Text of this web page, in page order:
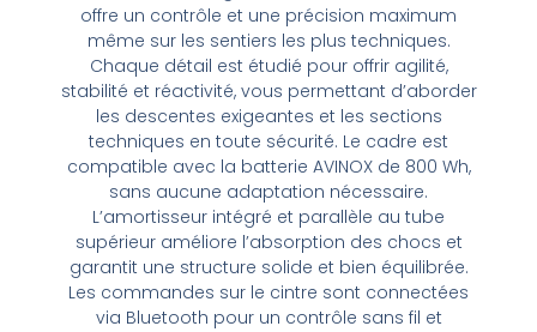
offre un contrôle et une précision maximum
même sur les sentiers les plus techniques.
Chaque détail est étudié pour offrir agilité,
stabilité et réactivité, vous permettant d’aborder
les descentes exigeantes et les sections
techniques en toute sécurité. Le cadre est
compatible avec la batterie AVINOX de 800 Wh,
sans aucune adaptation nécessaire.
L’amortisseur intégré et parallèle au tube
supérieur améliore l’absorption des chocs et
garantit une structure solide et bien équilibrée.
Les commandes sur le cintre sont connectées
via Bluetooth pour un contrôle sans fil et